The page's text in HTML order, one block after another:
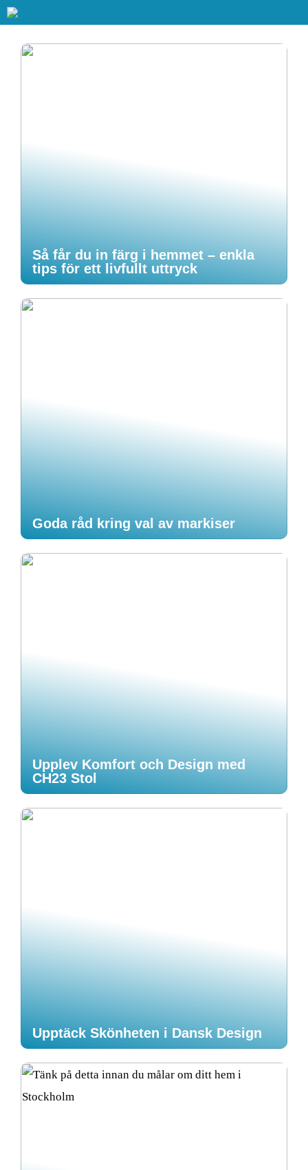
Så får du in färg i hemmet – enkla
tips för ett livfullt uttryck
Goda råd kring val av markiser
Upplev Komfort och Design med
CH23 Stol
Upptäck Skönheten i Dansk Design